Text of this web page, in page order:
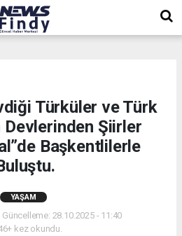
Türküler ve Türk
Devlerinden Şiirler
Başkentlilerle
YAŞAM
28.10.2025 - 11:40
kez okundu.